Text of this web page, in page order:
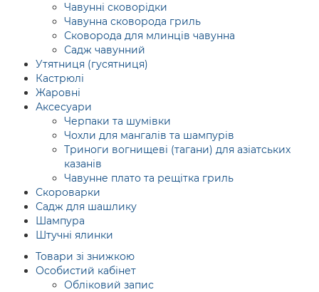
Чавунні сковорідки
Чавунна сковорода гриль
Сковорода для млинців чавунна
Садж чавунний
Утятниця (гусятниця)
Кастрюлі
Жаровні
Аксесуари
Черпаки та шумівки
Чохли для мангалів та шампурів
Триноги вогнищеві (тагани) для азіатських
казанів
Чавунне плато та рещітка гриль
Скороварки
Садж для шашлику
Шампура
Штучні ялинки
Товари зі знижкою
Особистий кабінет
Обліковий запис